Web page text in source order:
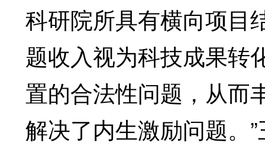
科研院所具有横向项目
题收入视为科技成果转
置的合法性问题，从而
解决了内生激励问题。